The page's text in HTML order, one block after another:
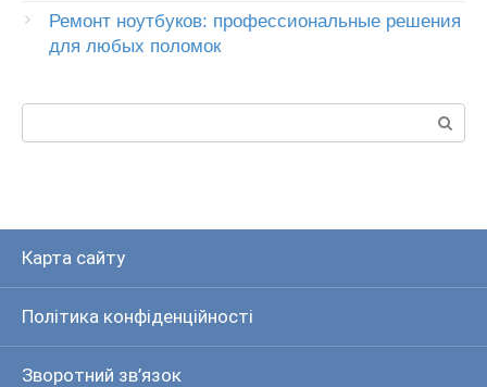
Ремонт ноутбуков: профессиональные решения
для любых поломок
Карта сайту
Політика конфіденційності
Зворотний зв’язок